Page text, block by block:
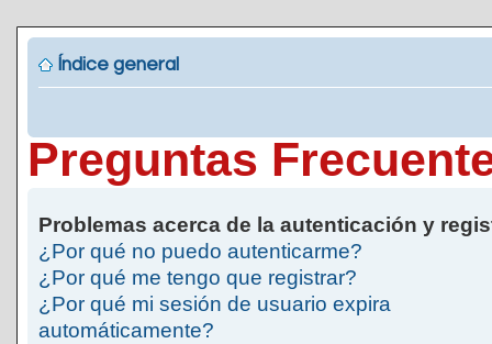
Índice general
Preguntas
Problemas acerca de la autenticación y
¿Por qué no puedo autenticarme?
¿Por qué me tengo que registrar?
¿Por qué mi sesión de usuario expira
automáticamente?